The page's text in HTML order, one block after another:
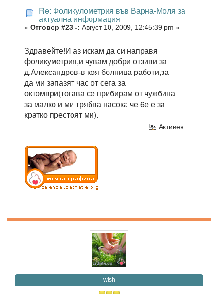
Re: Фоликулометрия във Варна-Моля за
актуална информация
« Отговор #23 -: Август 10, 2009, 12:45:39 pm »
Здравейте!И аз искам да си направя
фоликуметрия,и чувам добри отзиви за
д.Александров-в коя болница работи,за
да ми запазят час от сега за
октомври(тогава се прибирам от чужбина
за малко и ми трябва насока че 6е е за
кратко престоят ми).
Активен
wish